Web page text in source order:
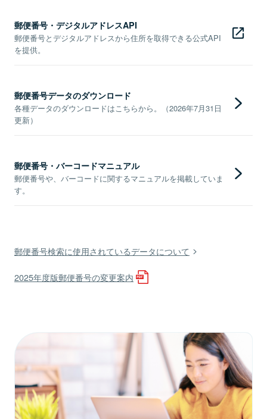
郵便番号・デジタルアドレスAPI
郵便番号とデジタルアドレスから住所を取得できる公式API
を提供。
郵便番号データのダウンロード
各種データのダウンロードはこちらから。（2026年7月31日
更新）
郵便番号・バーコードマニュアル
郵便番号や、バーコードに関するマニュアルを掲載していま
す。
郵便番号検索に使用されているデータについて
2025年度版郵便番号の変更案内